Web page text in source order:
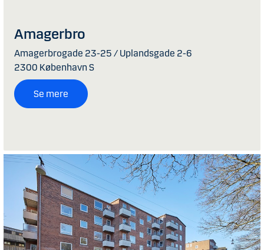
Amagerbro
Amagerbrogade 23-25 / Uplandsgade 2-6
2300 København S
Se mere